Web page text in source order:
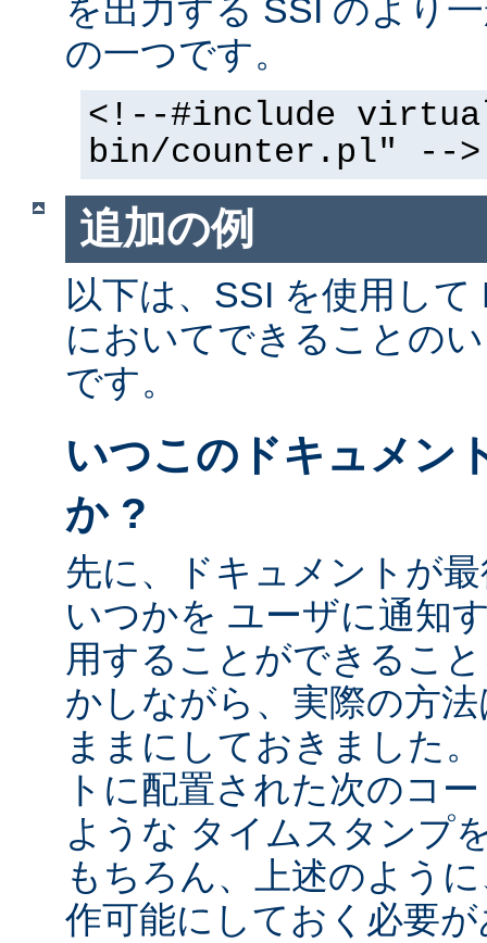
を出力する SSI のより
の一つです。
<!--#include
bin/counter.pl" -->
追加の例
以下は、SSI を使用し
においてできることの
です。
いつこのドキュメン
か ?
先に、ドキュメントが
いつかを ユーザに通知
用することができるこ
かしながら、実際の方
ままにしておきました
トに配置された次のコ
ような タイムスタンプ
もちろん、上述のよう
作可能にしておく必要